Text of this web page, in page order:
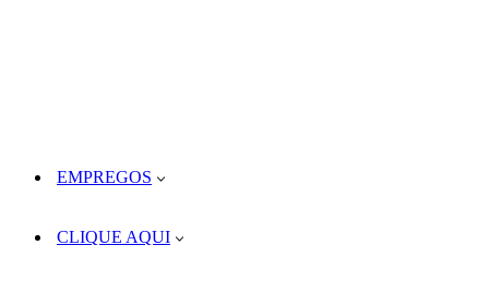
EMPREGOS
CLIQUE AQUI